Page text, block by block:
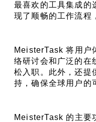
最喜欢的工具集成的
现了顺畅的工作流程
MeisterTask 将用户
络研讨会和广泛的在
松入职。此外，还提
持，确保全球用户的
MeisterTask 的主要